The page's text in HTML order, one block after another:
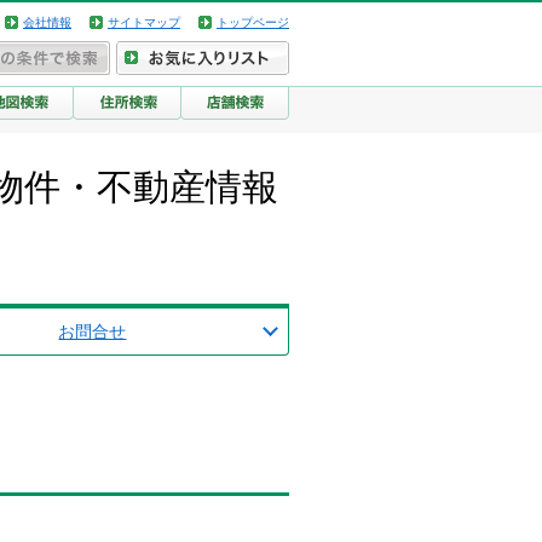
会社情報 サイトマップ トップページ
件・不動産情報
お問合せ